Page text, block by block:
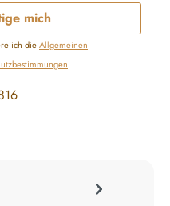
mich
ich dieAllgemeinen
.